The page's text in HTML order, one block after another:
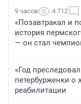
9 часов 4 712
«Позавтракал и
история
— он стал
«Год
петербурженки о
реабилитации